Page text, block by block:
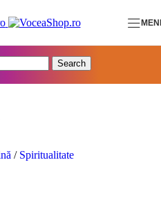
Search
/ Spiritualitate